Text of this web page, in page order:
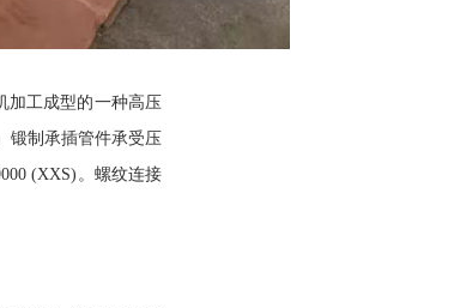
加工成型的一种高压
锻制承插管件承受压
(XXS)。螺纹连接